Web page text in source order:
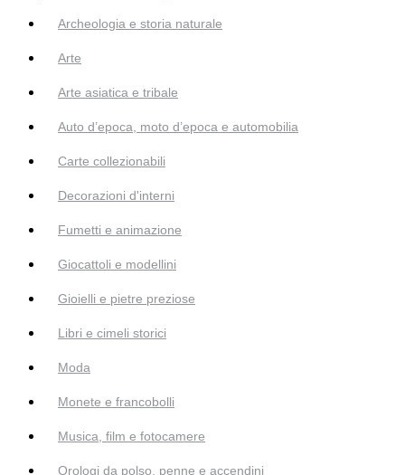
Archeologia e storia naturale
Arte
Arte asiatica e tribale
Auto d’epoca, moto d’epoca e automobilia
Carte collezionabili
Decorazioni d'interni
Fumetti e animazione
Giocattoli e modellini
Gioielli e pietre preziose
Libri e cimeli storici
Moda
Monete e francobolli
Musica, film e fotocamere
Orologi da polso, penne e accendini